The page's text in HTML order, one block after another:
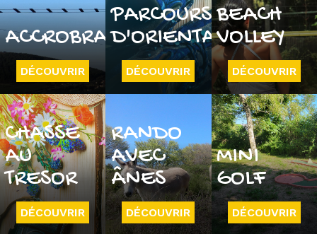
ACCROBRANCHE
DÉCOUVRIR
PARCOURS
D'ORIENTATION
DÉCOUVRIR
BEACH
VOLLEY
DÉCOUVRIR
CHASSE
AU
TRESOR
DÉCOUVRIR
RANDO
AVEC
ÂNES
DÉCOUVRIR
MINI
GOLF
DÉCOUVRIR